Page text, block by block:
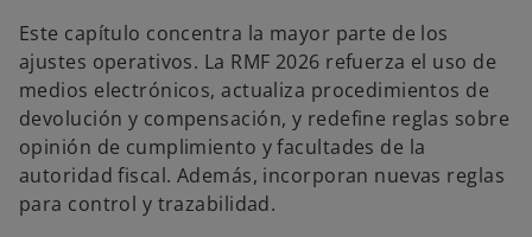
Este capítulo concentra la mayor parte de los
ajustes operativos. La RMF 2026 refuerza el uso de
medios electrónicos, actualiza procedimientos de
devolución y compensación, y redefine reglas sobre
opinión de cumplimiento y facultades de la
autoridad fiscal. Además, incorporan nuevas reglas
para control y trazabilidad.